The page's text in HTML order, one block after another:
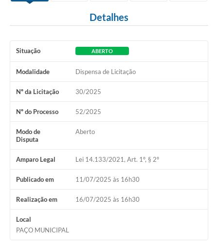
Detalhes
Situação ABERTO
Modalidade Dispensa de Licitação
Nº da Licitação 30/2025
Nº do Processo 52/2025
Modo de
Disputa
Aberto
Amparo Legal Lei 14.133/2021, Art. 1º, § 2º
Publicado em 11/07/2025 às 16h30
Realização em 16/07/2025 às 16h30
Local
PAÇO MUNICIPAL